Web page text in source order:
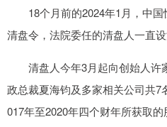
18个月前的2024年1月，中国
清盘令，法院委任的清盘人一直设
清盘人今年3月起向创始人许
政总裁夏海钧及多家相关公司共
017年至2020年四个财年所获取